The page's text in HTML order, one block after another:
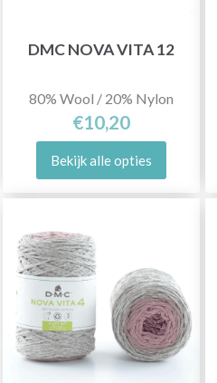
DMC NOVA VITA 12
80% Wool / 20% Nylon
€10,20
Bekijk alle opties